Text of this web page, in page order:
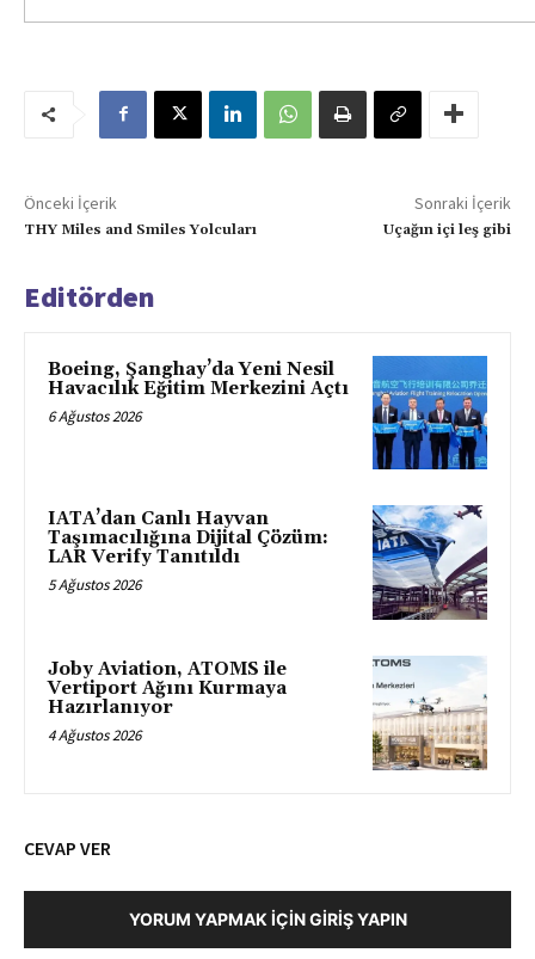
Önceki İçerik
THY Miles and Smiles Yolcuları
Sonraki İçerik
Uçağın içi leş gibi
Editörden
Boeing, Şanghay’da Yeni Nesil
Havacılık Eğitim Merkezini Açtı
6 Ağustos 2026
IATA’dan Canlı Hayvan
Taşımacılığına Dijital Çözüm:
LAR Verify Tanıtıldı
5 Ağustos 2026
Joby Aviation, ATOMS ile
Vertiport Ağını Kurmaya
Hazırlanıyor
4 Ağustos 2026
CEVAP VER
YORUM YAPMAK İÇIN GIRIŞ YAPIN